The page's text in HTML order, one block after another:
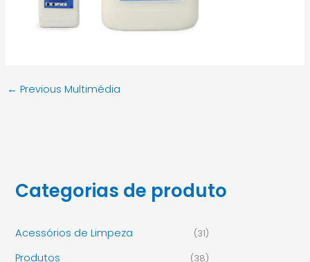
← Previous Multimédia
Categorias de produto
Acessórios de Limpeza (31)
Produtos (38)